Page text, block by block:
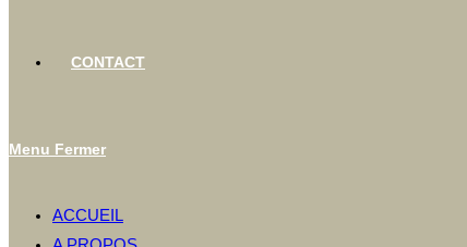
CONTACT
Menu Fermer
ACCUEIL